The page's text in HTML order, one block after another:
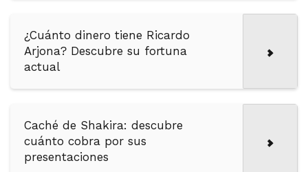
¿Cuánto dinero tiene Ricardo
Arjona? Descubre su fortuna
actual
Caché de Shakira: descubre
cuánto cobra por sus
presentaciones